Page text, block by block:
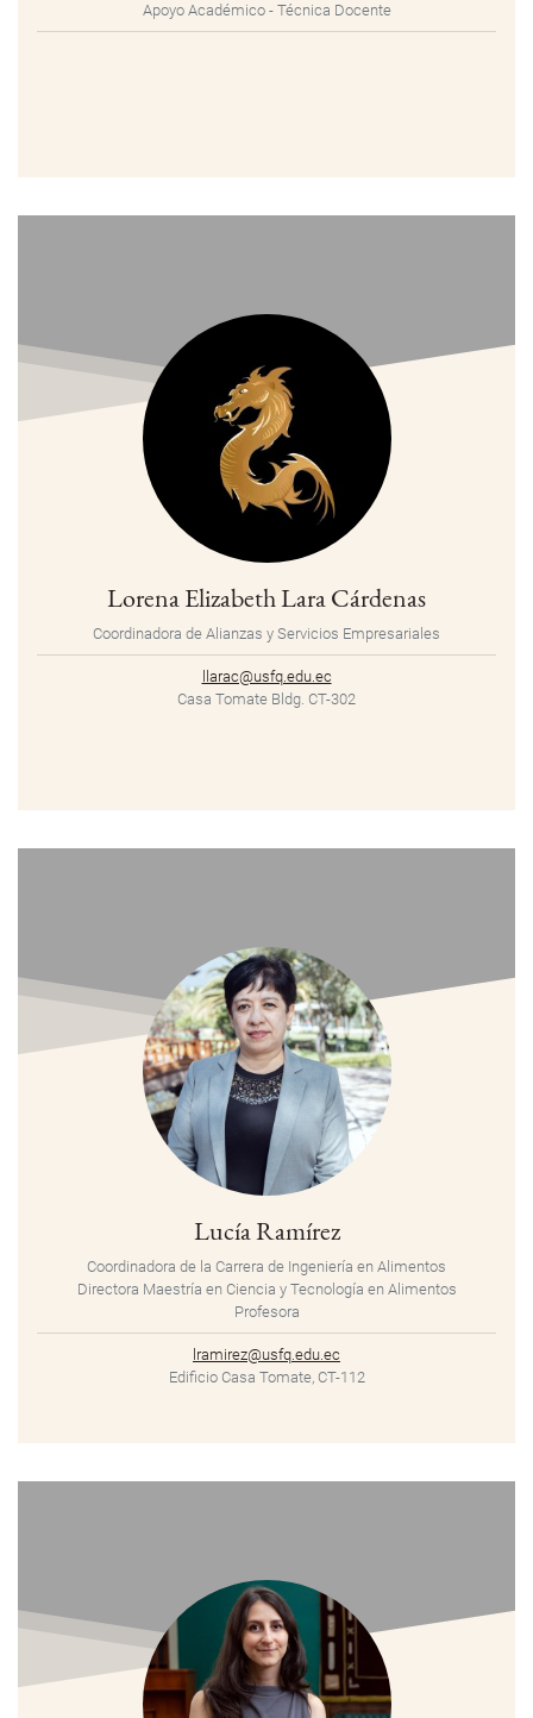
Apoyo Académico - Técnica Docente
Lorena Elizabeth Lara Cárdenas
Coordinadora de Alianzas y Servicios Empresariales
llarac@usfq.edu.ec
Casa Tomate Bldg. CT-302
Lucía Ramírez
Coordinadora de la Carrera de Ingeniería en Alimentos
Directora Maestría en Ciencia y Tecnología en Alimentos
Profesora
lramirez@usfq.edu.ec
Edificio Casa Tomate, CT-112